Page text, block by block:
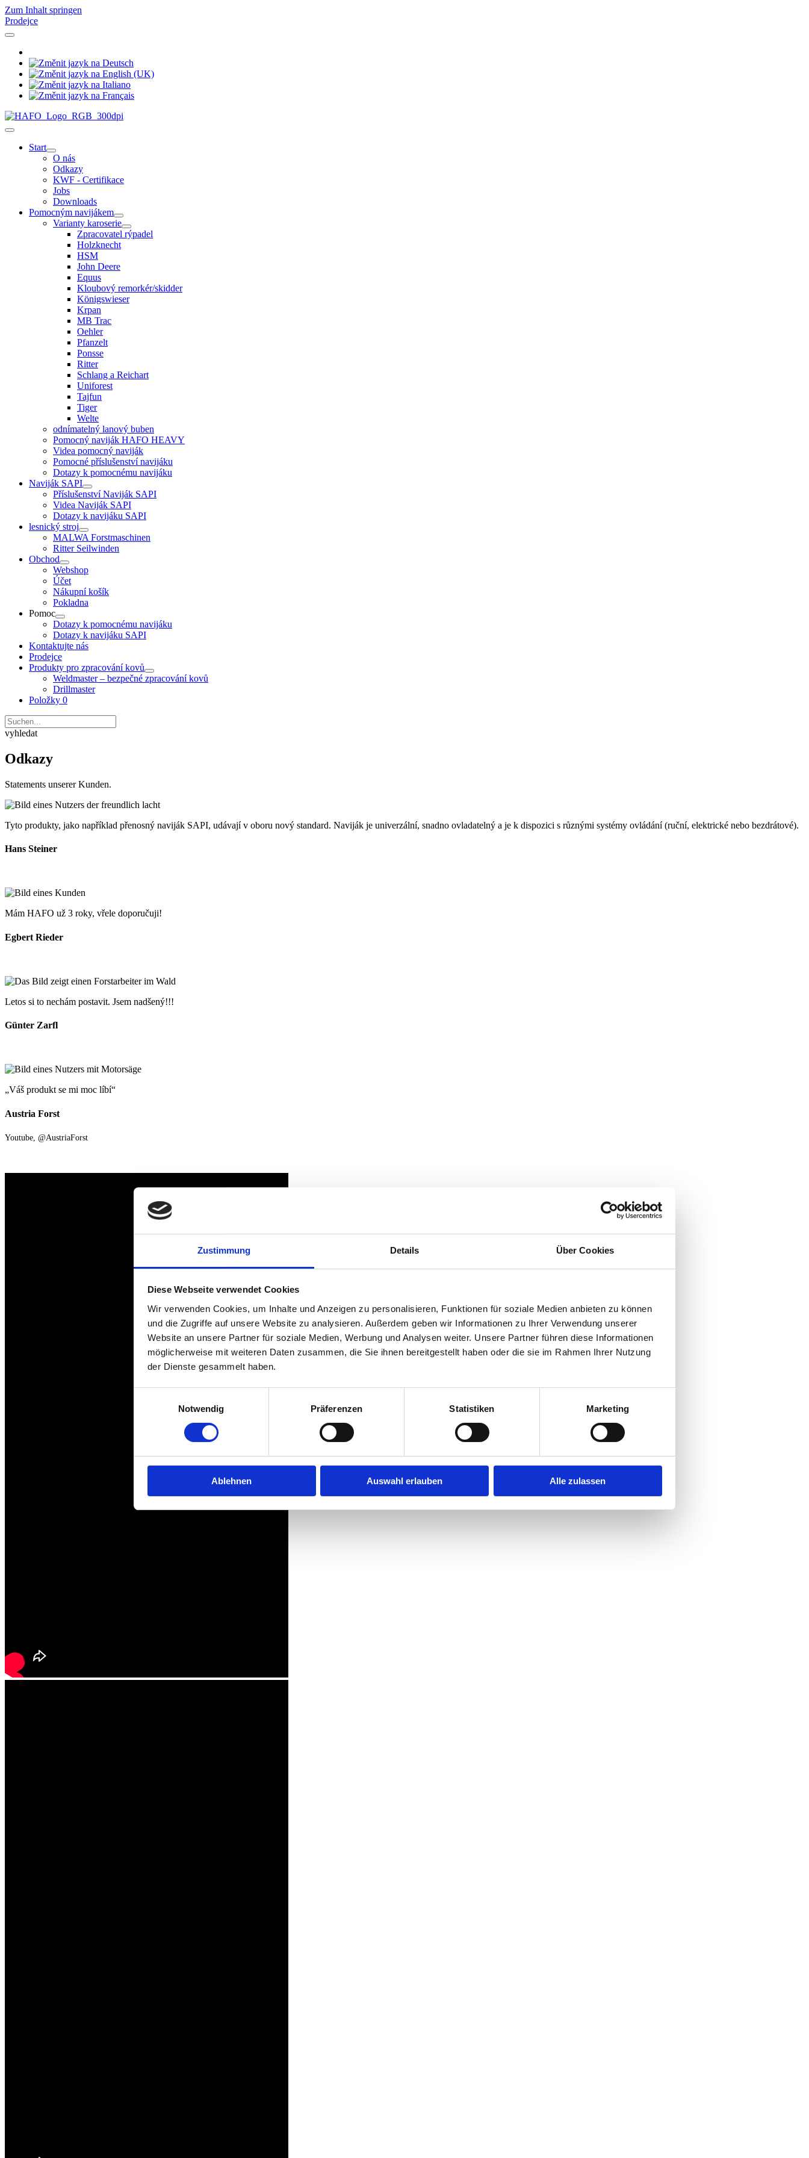
Zustimmung Details Über Cookies
Diese Webseite verwendet Cookies
Wir verwenden Cookies, um Inhalte und Anzeigen zu personalisieren, Funktionen für soziale Medien anbieten zu können
und die Zugriffe auf unsere Website zu analysieren. Außerdem geben wir Informationen zu Ihrer Verwendung unserer
Website an unsere Partner für soziale Medien, Werbung und Analysen weiter. Unsere Partner führen diese Informationen
möglicherweise mit weiteren Daten zusammen, die Sie ihnen bereitgestellt haben oder die sie im Rahmen Ihrer Nutzung
der Dienste gesammelt haben.
Notwendig
Präferenzen Statistiken Marketing
Ablehnen Auswahl erlauben Alle zulassen
Zum Inhalt springen
Prodejce
Start
O nás
Odkazy
KWF - Certifikace
Jobs
Downloads
Pomocným navijákem
Varianty karoserie
Zpracovatel rýpadel
Holzknecht
HSM
John Deere
Equus
Kloubový remorkér/skidder
Königswieser
Krpan
MB Trac
Oehler
Pfanzelt
Ponsse
Ritter
Schlang a Reichart
Uniforest
Tajfun
Tiger
Welte
odnímatelný lanový buben
Pomocný naviják HAFO HEAVY
Videa pomocný naviják
Pomocné příslušenství navijáku
Dotazy k pomocnému navijáku
Naviják SAPI
Příslušenství Naviják SAPI
Videa Naviják SAPI
Dotazy k navijáku SAPI
lesnický stroj
MALWA Forstmaschinen
Ritter Seilwinden
Obchod
Webshop
Účet
Nákupní košík
Pokladna
Pomoc
Dotazy k pomocnému navijáku
Dotazy k navijáku SAPI
Kontaktujte nás
Prodejce
Produkty pro zpracování kovů
Weldmaster – bezpečné zpracování kovů
Drillmaster
Položky 0
vyhledat
Odkazy
Statements unserer Kunden.
Tyto produkty, jako například přenosný naviják SAPI, udávají v oboru nový standard. Naviják je univerzální, snadno ovladatelný a je k dispozici s různými systémy ovládání (ruční, elektrické nebo bezdrátové).
Hans Steiner
Mám HAFO už 3 roky, vřele doporučuji!
Egbert Rieder
Letos si to nechám postavit. Jsem nadšený!!!
Günter Zarfl
„Váš produkt se mi moc líbí“
Austria Forst
Youtube, @AustriaForst